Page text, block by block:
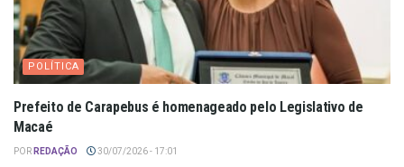
POLÍTICA
Prefeito de Carapebus é homenageado pelo Legislativo de
Macaé
POR REDAÇÃO 30/07/2026 - 17:01